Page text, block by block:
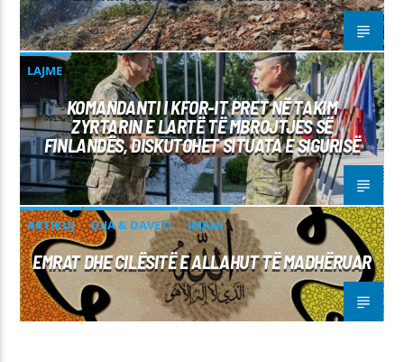
LAJME
KOMANDANTI I KFOR-IT PRET NË TAKIM
ZYRTARIN E LARTË TË MBROJTJES SË
FINLANDËS, DISKUTOHET SITUATA E SIGURISË
ARTIKUJ DIJA & DAVETI IMANI
EMRAT DHE CILËSITË E ALLAHUT TË MADHËRUAR